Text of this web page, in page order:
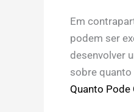
Em
podem ser
desenvolver
sobre
Quanto Pode